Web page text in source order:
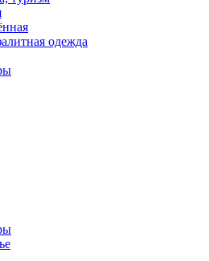
одежда